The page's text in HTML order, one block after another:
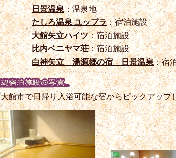
日景温泉：温泉地
たしろ温泉 ユップラ：宿泊施設
大館矢立ハイツ：宿泊施設
比内ベニヤマ荘：宿泊施設
白神矢立 湯源郷の宿 日景温泉：宿
大館市で日帰り入浴可能な宿からピックアップ